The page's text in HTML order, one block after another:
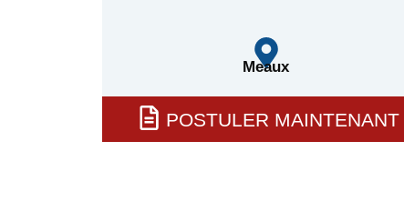
Meaux
POSTULER MAINTENANT